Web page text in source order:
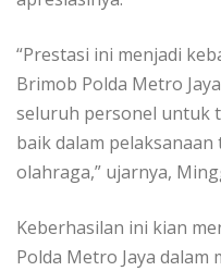
“Prestasi ini menjadi
Brimob Polda Metro
seluruh personel untuk
baik dalam
olahraga,” ujarnya,
Keberhasilan ini kian
Polda Metro Jaya